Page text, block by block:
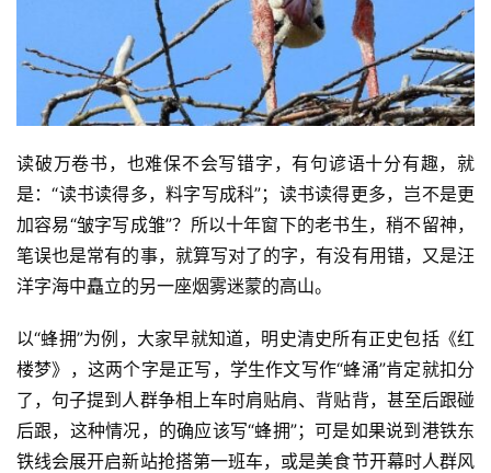
读破万卷书，也难保不会写错字，有句谚语十分有趣，就
是：“读书读得多，料字写成科”；读书读得更多，岂不是更
加容易“皱字写成雏”？所以十年窗下的老书生，稍不留神，
笔误也是常有的事，就算写对了的字，有没有用错，又是汪
洋字海中矗立的另一座烟雾迷蒙的高山。
以“蜂拥”为例，大家早就知道，明史清史所有正史包括《红
楼梦》，这两个字是正写，学生作文写作“蜂涌”肯定就扣分
了，句子提到人群争相上车时肩贴肩、背贴背，甚至后跟碰
后跟，这种情况，的确应该写“蜂拥”；可是如果说到港铁东
铁线会展开启新站抢搭第一班车，或是美食节开幕时人群风